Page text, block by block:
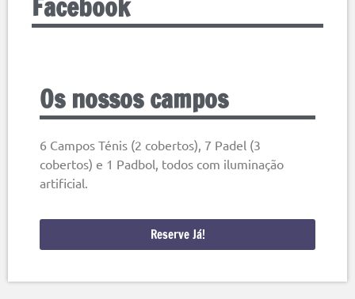
Os nossos campos
6 Campos Ténis (2 cobertos), 7 Padel (3
cobertos) e 1 Padbol, todos com iluminação
artificial.
Reserve Já!